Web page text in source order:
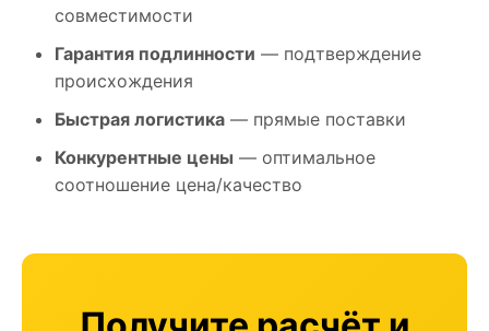
совместимости
Гарантия подлинности — подтверждение
происхождения
Быстрая логистика — прямые поставки
Конкурентные цены — оптимальное
соотношение цена/качество